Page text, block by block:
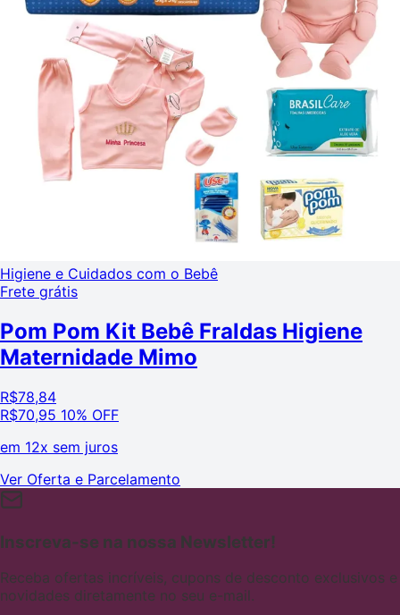
Higiene e Cuidados com o Bebê
Frete grátis
Pom Pom Kit Bebê Fraldas Higiene
Maternidade Mimo
R$78,84
R$70,95 10% OFF
em 12x sem juros
Ver Oferta e Parcelamento
Inscreva-se na nossa Newsletter!
Receba ofertas incríveis, cupons de desconto exclusivos e
novidades diretamente no seu e-mail.